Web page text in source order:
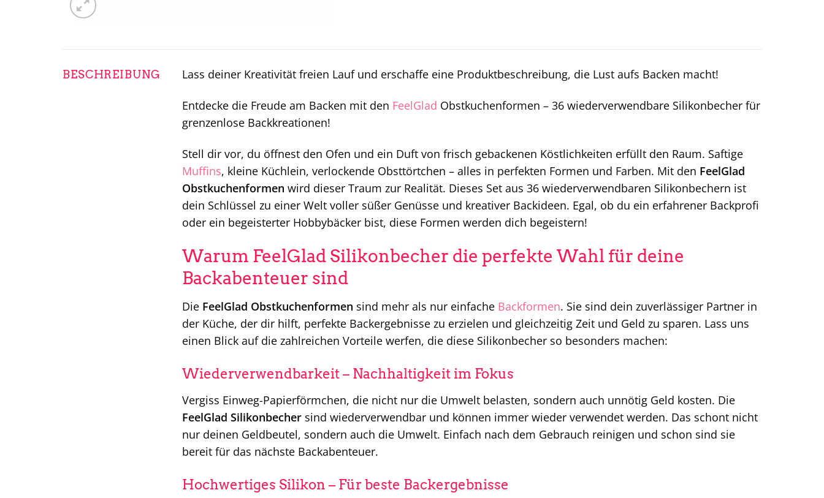
BESCHREIBUNG Lass deiner Kreativität freien Lauf und erschaffe eine Produktbeschreibung, die Lust aufs Backen macht!
Entdecke die Freude am Backen mit den FeelGlad Obstkuchenformen – 36 wiederverwendbare Silikonbecher für
grenzenlose Backkreationen!
Stell dir vor, du öffnest den Ofen und ein Duft von frisch gebackenen Köstlichkeiten erfüllt den Raum. Saftige
Muffins, kleine Küchlein, verlockende Obsttörtchen – alles in perfekten Formen und Farben. Mit den FeelGlad
Obstkuchenformen wird dieser Traum zur Realität. Dieses Set aus 36 wiederverwendbaren Silikonbechern ist
dein Schlüssel zu einer Welt voller süßer Genüsse und kreativer Backideen. Egal, ob du ein erfahrener Backprofi
oder ein begeisterter Hobbybäcker bist, diese Formen werden dich begeistern!
Warum FeelGlad Silikonbecher die perfekte Wahl für deine
Backabenteuer sind
Die FeelGlad Obstkuchenformen sind mehr als nur einfache Backformen. Sie sind dein zuverlässiger Partner in
der Küche, der dir hilft, perfekte Backergebnisse zu erzielen und gleichzeitig Zeit und Geld zu sparen. Lass uns
einen Blick auf die zahlreichen Vorteile werfen, die diese Silikonbecher so besonders machen:
Wiederverwendbarkeit – Nachhaltigkeit im Fokus
Vergiss Einweg-Papierförmchen, die nicht nur die Umwelt belasten, sondern auch unnötig Geld kosten. Die
FeelGlad Silikonbecher sind wiederverwendbar und können immer wieder verwendet werden. Das schont nicht
nur deinen Geldbeutel, sondern auch die Umwelt. Einfach nach dem Gebrauch reinigen und schon sind sie
bereit für das nächste Backabenteuer.
Hochwertiges Silikon – Für beste Backergebnisse